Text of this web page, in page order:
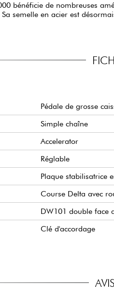
bénéficie de nombreuses
semelle en acier est
Pédale de grosse
Simple chaîne
Accelerator
Réglable
Plaque stabilisatrice
Course Delta avec
DW101 double face
Clé d'accordage